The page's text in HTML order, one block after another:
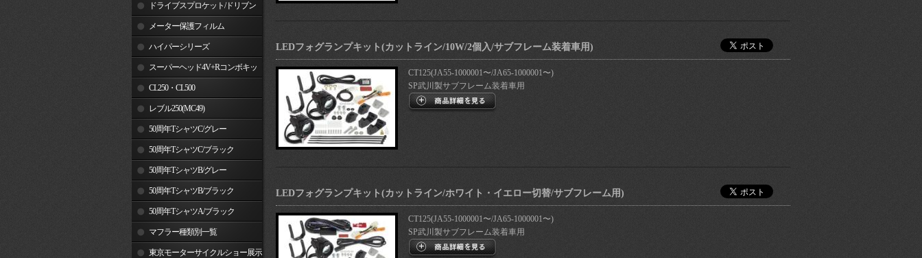
ドライブスプロケット/ドリブン
スプロケット
メーター保護フィルム
ハイパーシリーズ
スーパーヘッド4V+Rコンボキッ
ト CL250・CL500
レブル250(MC49)
50周年TシャツC/グレー
50周年TシャツC/ブラック
50周年TシャツB/グレー
50周年TシャツB/ブラック
50周年TシャツA/ブラック
マフラー種類別一覧
東京モーターサイクルショー展示
LEDフォグランプキット(カットライン/10W/2個入/サブフレーム装着車用)
CT125(JA55-1000001〜/JA65-1000001〜)
SP武川製サブフレーム装着車用
LEDフォグランプキット(カットライン/ホワイト・イエロー切替/サブフレーム用)
CT125(JA55-1000001〜/JA65-1000001〜)
SP武川製サブフレーム装着車用